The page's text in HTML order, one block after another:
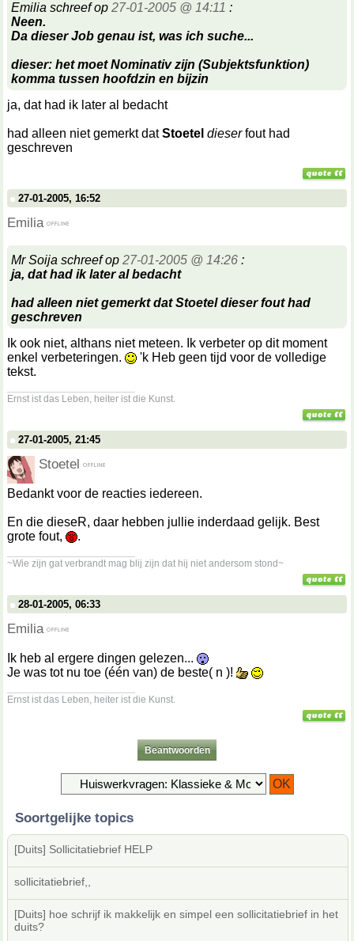
Emilia schreef op 27-01-2005 @ 14:11 :
Neen.
Da dieser Job genau ist, was ich suche...
dieser: het moet Nominativ zijn (Subjektsfunktion)
komma tussen hoofdzin en bijzin
ja, dat had ik later al bedacht
had alleen niet gemerkt datStoetel dieserfout had
geschreven
27-01-2005, 16:52
Emilia
Mr Soija schreef op 27-01-2005 @ 14:26 :
ja, dat had ik later al bedacht
had alleen niet gemerkt datStoetel dieserfout had
geschreven
Ik ook niet, althans niet meteen. Ik verbeter op dit moment
enkel verbeteringen.
'k Heb geen tijd voor de volledige
tekst.
Ernst ist das Leben, heiter ist die Kunst.
27-01-2005, 21:45
Stoetel
Bedankt voor de reacties iedereen.
En die dieseR, daar hebben jullie inderdaad gelijk. Best
grote fout,
.
~Wie zijn gat verbrandt mag blij zijn dat hij niet andersom stond~
28-01-2005, 06:33
Emilia
Ik heb al ergere dingen gelezen...
Je was tot nu toe (één van) de beste( n )!
Ernst ist das Leben, heiter ist die Kunst.
Beantwoorden
Soortgelijke topics
[Duits] Sollicitatiebrief HELP
sollicitatiebrief,,
[Duits] hoe schrijf ik makkelijk en simpel een sollicitatiebrief in het
duits?